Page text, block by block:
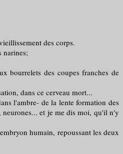
des corps.
narines;
bourrelets des coupes franches de
dans ce cerveau mort...
l'ambre- de la lente formation des
neurones... et je me dis moi, qu'il n'y
humain, repoussant les deux